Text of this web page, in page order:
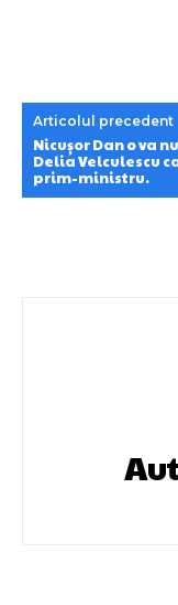
Articolul precedent
Nicușor Dan o va
Delia Velculescu
prim-ministru.